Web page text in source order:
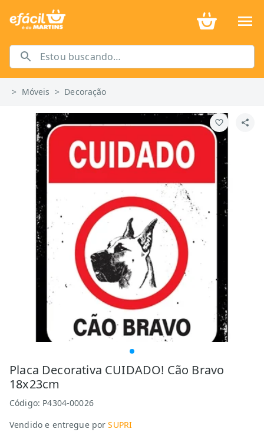
> Móveis > Decoração
Placa Decorativa CUIDADO! Cão Bravo
18x23cm
Código: P4304-00026
Vendido e entregue por SUPRI